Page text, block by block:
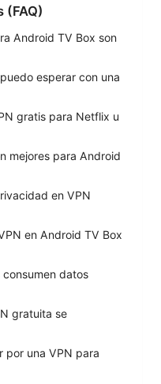
(FAQ)
Android TV Box son
esperar con una
gratis para Netflix u
mejores para Android
en VPN
en Android TV Box
datos
gratuita se
por una VPN para